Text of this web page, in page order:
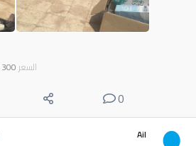
السعر 300
0
Ail